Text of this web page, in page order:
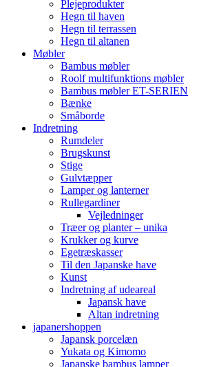
Plejeprodukter
Hegn til haven
Hegn til terrassen
Hegn til altanen
Møbler
Bambus møbler
Roolf multifunktions møbler
Bambus møbler ET-SERIEN
Bænke
Småborde
Indretning
Rumdeler
Brugskunst
Stige
Gulvtæpper
Lamper og lanterner
Rullegardiner
Vejledninger
Træer og planter – unika
Krukker og kurve
Egetræskasser
Til den Japanske have
Kunst
Indretning af udeareal
Japansk have
Altan indretning
japanershoppen
Japansk porcelæn
Yukata og Kimomo
Japanske bambus lamper